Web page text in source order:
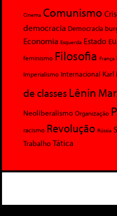
Cinema Comunismo
democracia Democracia
Economia Esquerda Estado
feminismo Filosofia França
Imperialismo Internacional Karl
de classesLênin
Neoliberalismo Organização
racismo Revolução Rússia
Trabalho Tática